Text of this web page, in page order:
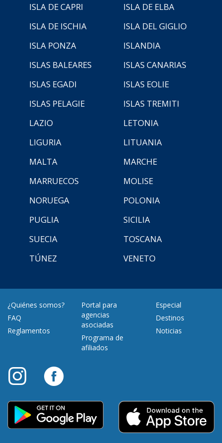
ISLA DE CAPRI
ISLA DE ELBA
ISLA DE ISCHIA
ISLA DEL GIGLIO
ISLA PONZA
ISLANDIA
ISLAS BALEARES
ISLAS CANARIAS
ISLAS EGADI
ISLAS EOLIE
ISLAS PELAGIE
ISLAS TREMITI
LAZIO
LETONIA
LIGURIA
LITUANIA
MALTA
MARCHE
MARRUECOS
MOLISE
NORUEGA
POLONIA
PUGLIA
SICILIA
SUECIA
TOSCANA
TÚNEZ
VENETO
¿Quiénes somos?
FAQ
Reglamentos
Portal para
agencias
asociadas
Programa de
afiliados
Especial
Destinos
Noticias